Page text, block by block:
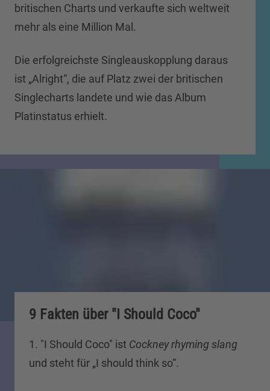
britischen Charts und verkaufte sich weltweit
mehr als eine Million Mal.
Die erfolgreichste Singleauskopplung daraus
ist „Alright“, die auf Platz zwei der britischen
Singlecharts landete und wie das Album
Platinstatus erhielt.
9 Fakten über "I Should Coco"
1. "I Should Coco" ist Cockney rhyming slang
und steht für „I should think so“.